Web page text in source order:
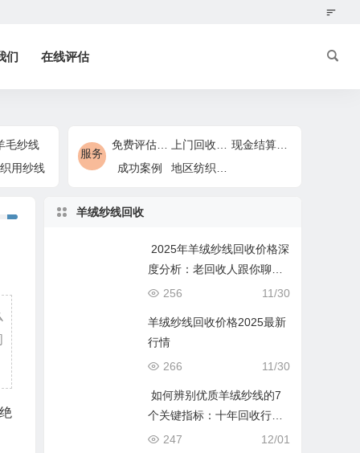
们 在线评估
毛纱线
用纱线
服务
免费评估服务
现金结算服务
成功案例
羊绒纱线回收
2025年羊绒纱线回收价格深
度分析：老回收人跟你聊聊
门道
11/30
256
羊绒纱线回收价格2025最新
行情
11/30
266
如何辨别优质羊绒纱线的7
个关键指标：十年回收行家
的“摸、看、烧”心得
12/01
247